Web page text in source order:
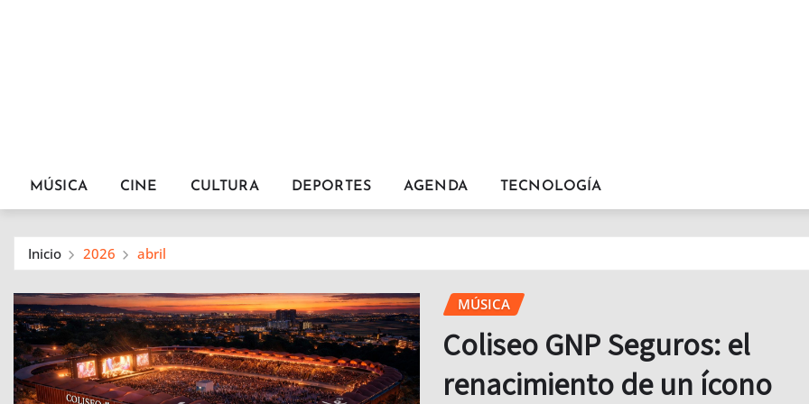
MÚSICA CINE CULTURA DEPORTES AGENDA TECNOLOGÍA
Inicio 2026 abril
MÚSICA
Coliseo GNP Seguros: el
renacimiento de un ícono